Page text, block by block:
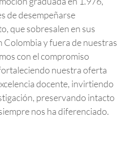
de desempeñarse
que sobresalen en sus
Colombia y fuera de nuestras
con el compromiso
nuestra oferta
docente, invirtiendo
preservando intacto
nos ha diferenciado.